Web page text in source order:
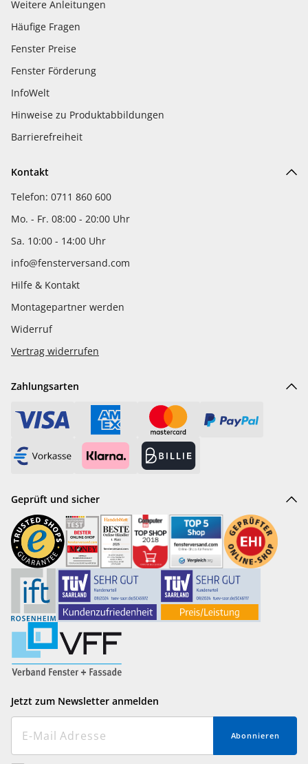
Weitere Anleitungen
Häufige Fragen
Fenster Preise
Fenster Förderung
InfoWelt
Hinweise zu Produktabbildungen
Barrierefreiheit
Kontakt
Telefon: 0711 860 600
Mo. - Fr. 08:00 - 20:00 Uhr
Sa. 10:00 - 14:00 Uhr
info@fensterversand.com
Hilfe & Kontakt
Montagepartner werden
Widerruf
Vertrag widerrufen
Zahlungsarten
Geprüft und sicher
Jetzt zum Newsletter anmelden
Abonnieren